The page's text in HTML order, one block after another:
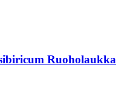
Ruoholaukka